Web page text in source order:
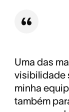
Uma das
visibilidade
minha
também